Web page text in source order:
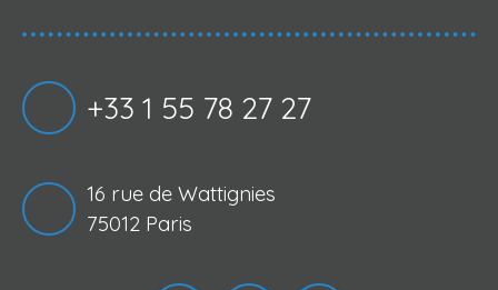
+33 1 55 78 27 27
16 rue de Wattignies
75012 Paris